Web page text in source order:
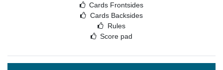
Cards Frontsides
Cards Backsides
Rules
Score pad